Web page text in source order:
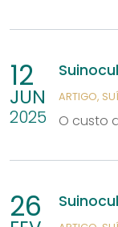
12
JUN
2025
ARTIGO
O custo
26